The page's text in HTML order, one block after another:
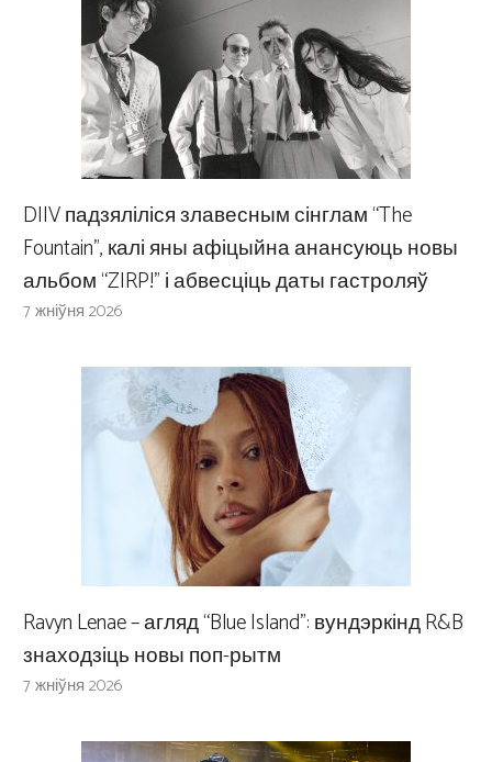
DIIV падзяліліся злавесным сінглам “The
Fountain”, калі яны афіцыйна анансуюць новы
альбом “ZIRP!” і абвесціць даты гастроляў
7 жніўня 2026
Ravyn Lenae – агляд “Blue Island”: вундэркінд R&B
знаходзіць новы поп-рытм
7 жніўня 2026